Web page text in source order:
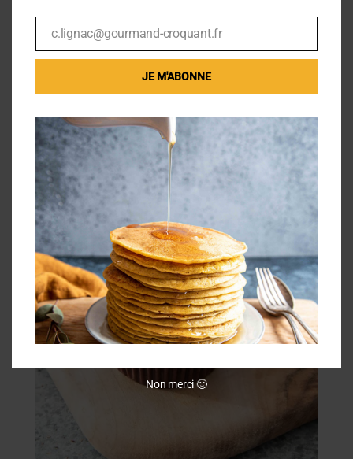
Email
c.lignac@gourmand-croquant.fr
JE M'ABONNE
Non merci 🙂